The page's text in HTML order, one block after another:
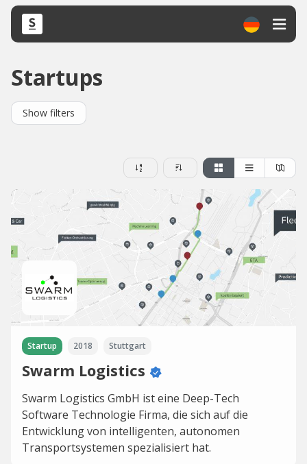
Startups
Show filters
Startup 2018 Stuttgart
Swarm Logistics
Swarm Logistics GmbH ist eine Deep-Tech
Software Technologie Firma, die sich auf die
Entwicklung von intelligenten, autonomen
Transportsystemen spezialisiert hat.